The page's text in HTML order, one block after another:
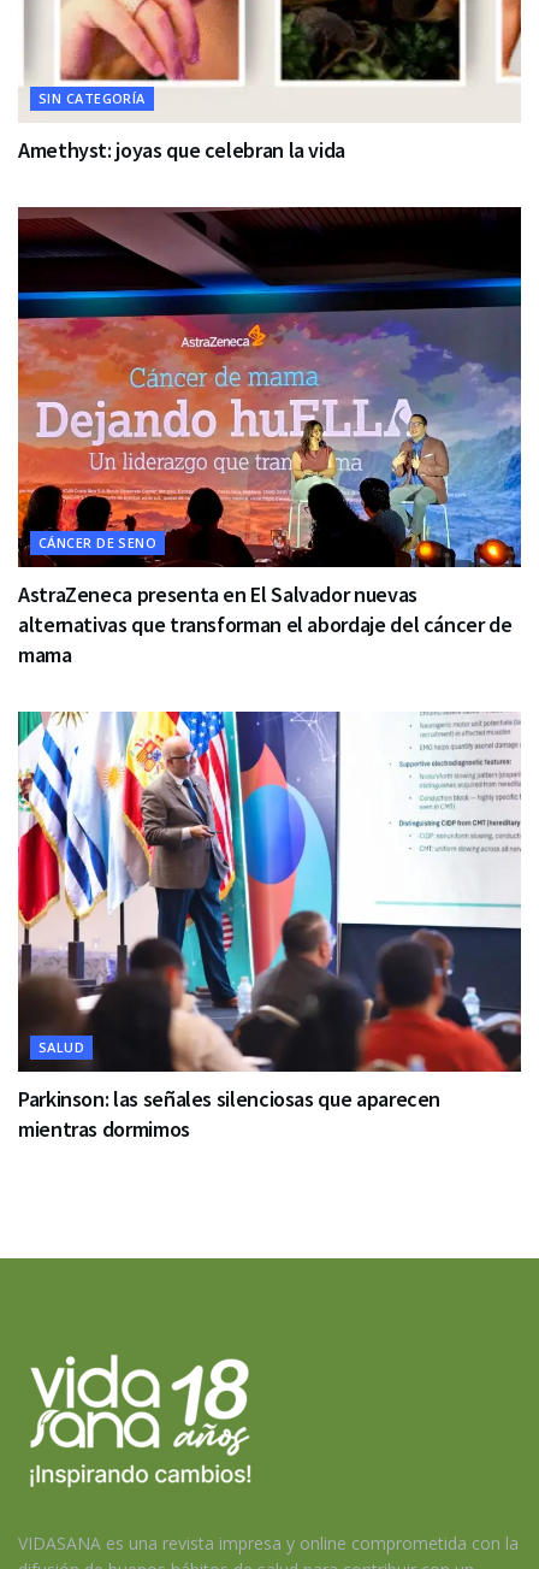
SIN CATEGORÍA
Amethyst: joyas que celebran la vida
CÁNCER DE SENO
AstraZeneca presenta en El Salvador nuevas
alternativas que transforman el abordaje del cáncer de
mama
SALUD
Parkinson: las señales silenciosas que aparecen
mientras dormimos
VIDASANA es una revista impresa y online comprometida con la